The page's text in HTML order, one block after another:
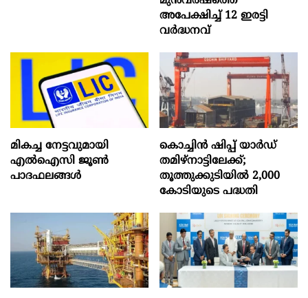
അപേക്ഷിച്ച് 12 ഇരട്ടി
വർദ്ധനവ്
മികച്ച നേട്ടവുമായി
എൽഐസി ജൂൺ
പാദഫലങ്ങൾ
കൊച്ചിന്‍ ഷിപ്പ് യാർഡ്
തമിഴ്നാട്ടിലേക്ക്;
തൂത്തുക്കുടിയിൽ 2,000
കോടിയുടെ പദ്ധതി